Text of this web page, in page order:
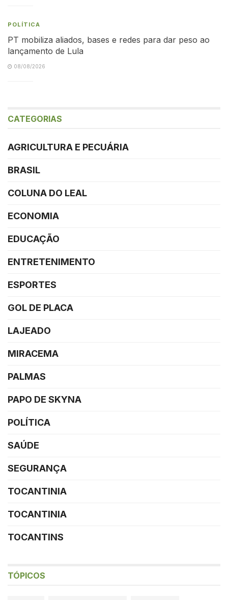
POLÍTICA
PT mobiliza aliados, bases e redes para dar peso ao
lançamento de Lula
08/08/2026
CATEGORIAS
AGRICULTURA E PECUÁRIA
BRASIL
COLUNA DO LEAL
ECONOMIA
EDUCAÇÃO
ENTRETENIMENTO
ESPORTES
GOL DE PLACA
LAJEADO
MIRACEMA
PALMAS
PAPO DE SKYNA
POLÍTICA
SAÚDE
SEGURANÇA
TOCANTINIA
TOCANTINIA
TOCANTINS
TÓPICOS